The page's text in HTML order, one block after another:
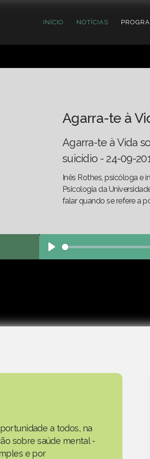
INÍCIO NOTÍCIAS
Agarra-te à
Agarra-te à Vida
suicídio - 24-09-
Inês Rothes, psicóloga e
Psicologia da
falar quando se refere a
Play
a todos, na
sobre saúde mental -
e por